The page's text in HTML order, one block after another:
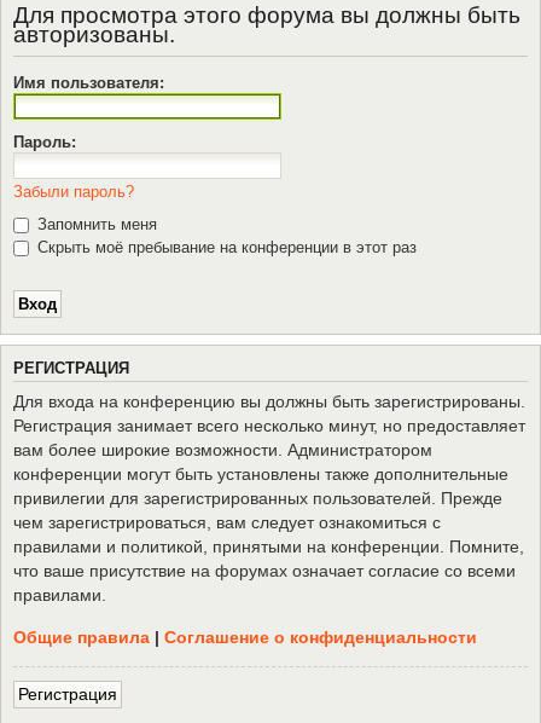
Для просмотра этого форума вы должны быть
авторизованы.
Имя пользователя:
Пароль:
Забыли пароль?
Запомнить меня
Скрыть моё пребывание на конференции в этот раз
РЕГИСТРАЦИЯ
Для входа на конференцию вы должны быть зарегистрированы.
Регистрация занимает всего несколько минут, но предоставляет
вам более широкие возможности. Администратором
конференции могут быть установлены также дополнительные
привилегии для зарегистрированных пользователей. Прежде
чем зарегистрироваться, вам следует ознакомиться с
правилами и политикой, принятыми на конференции. Помните,
что ваше присутствие на форумах означает согласие со всеми
правилами.
Общие правила | Соглашение о конфиденциальности
Регистрация